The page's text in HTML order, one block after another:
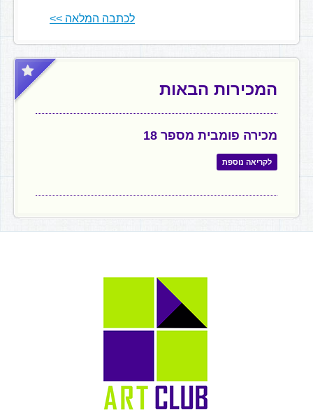
לכתבה המלאה >>
המכירות הבאות
מכירה פומבית מספר 18
לקריאה נוספת